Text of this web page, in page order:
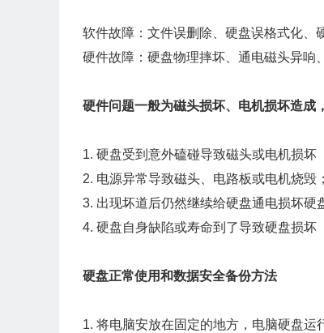
软件故障：文件误删除、硬盘误格式化、
硬件故障：硬盘物理摔坏、通电磁头异响
硬件问题一般为磁头损坏、电机损坏造成
1. 硬盘受到意外磕碰导致磁头或电机损坏
2. 电源异常导致磁头、电路板或电机烧毁；
3. 出现坏道后仍然继续给硬盘通电损坏硬
4. 硬盘自身缺陷或寿命到了导致硬盘损坏
硬盘正常使用和数据安全备份方法
1. 将电脑安放在固定的地方，电脑硬盘运